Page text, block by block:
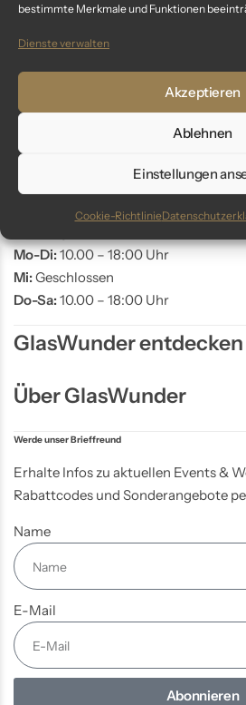
bestimmte Merkmale und Funktionen
Dienste verwalten
Akzeptieren
Ablehnen
Einstellungen
Cookie-Richtlinie
Email: info@glaswunder.eu
Vertrag widerrufen
Store Coburg
Adresse:
96450 Coburg
Mo-Di:10.00 – 18:00 Uhr
Mi:Geschlossen
Do-Sa:10.00 – 18:00 Uhr
GlasWunder entdecken
Über GlasWunder
Werde unser Brieffreund
Erhalte Infos zu aktuellen Events &
Rabattcodes und Sonderangebote
Name
E-Mail
Abonnieren